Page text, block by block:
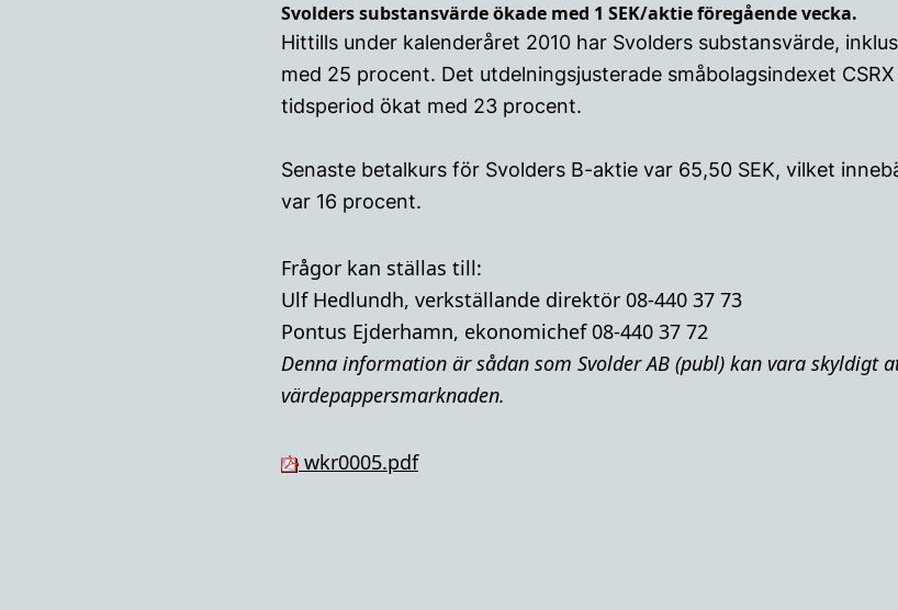
Svolders substansvärde ökade med 1 SEK/aktie föregående vecka.
Hittills under kalenderåret 2010 har Svolders substansvärde,
med 25 procent. Det utdelningsjusterade småbolagsindexet
tidsperiod ökat med 23 procent.
Senaste betalkurs för Svolders B-aktie var 65,50 SEK, vilket
var 16 procent.
Frågor kan ställas till:
Ulf Hedlundh, verkställande direktör 08-440 37 73
Pontus Ejderhamn, ekonomichef 08-440 37 72
Denna information är sådan som Svolder AB (publ) kan vara skyldigt
värdepappersmarknaden.
wkr0005.pdf